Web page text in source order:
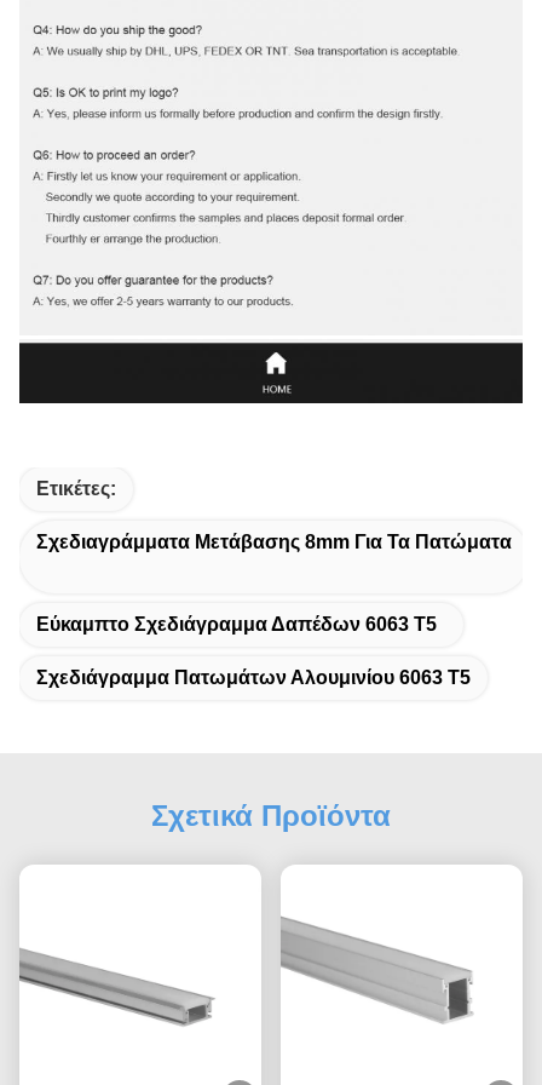
Ετικέτες:
Σχεδιαγράμματα Μετάβασης 8mm Για Τα Πατώματα
Εύκαμπτο Σχεδιάγραμμα Δαπέδων 6063 T5
Σχεδιάγραμμα Πατωμάτων Αλουμινίου 6063 T5
Σχετικά Προϊόντα